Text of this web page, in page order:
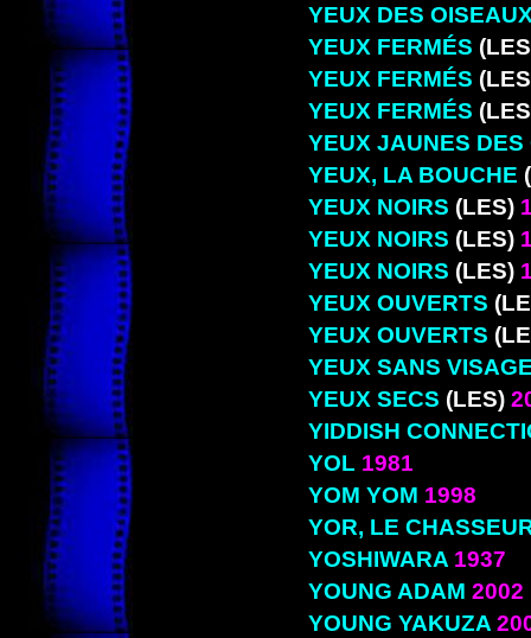
YEUX DES
YEUX FERMÉS
YEUX FERMÉS
YEUX FERMÉS
YEUX JAUNES
YEUX, LA BOUCHE
YEUX NOIRS (LES)
YEUX NOIRS (LES)
YEUX NOIRS (LES)
YEUX OUVERTS
YEUX OUVERTS
YEUX SANS
YEUX SECS (LES)
YIDDISH
YOL 1981
YOM YOM 1998
YOR, LE
YOSHIWARA 1937
YOUNG ADAM 2002
YOUNG YAKUZA